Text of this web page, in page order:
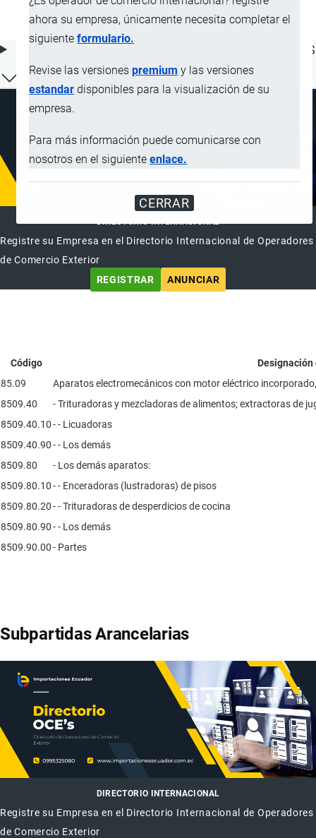
ahora su empresa, únicamente necesita completar el
siguienteformulario.
Revise las versionespremium y las versiones
estandar disponibles para la visualización de su
empresa.
Para más información puede comunicarse con
nosotros en el siguienteenlace.
CERRAR
partida 85.08
ÍNDICE DE CONTENIDOS
DIRECTORIO INTERNACIONAL
Registre su Empresa en el Directorio Internacional de Operadores
de Comercio Exterior
REGISTRAR
ANUNCIAR
Código
Designación
85.09
Aparatos electromecánicos con motor eléctrico
8509.40
- Trituradoras y mezcladoras de alimentos; extractoras de
8509.40.10- - Licuadoras
8509.40.90- - Los demás
8509.80
- Los demás aparatos:
8509.80.10- - Enceradoras (lustradoras) de pisos
8509.80.20- - Trituradoras de desperdicios de cocina
8509.80.90- - Los demás
8509.90.00- Partes
Subpartidas Arancelarias
DIRECTORIO INTERNACIONAL
Registre su Empresa en el Directorio Internacional de Operadores
de Comercio Exterior